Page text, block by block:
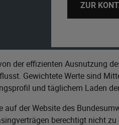
ZUR
der effizienten Ausnutzung
Gewichtete Werte sind
und täglichem Laden
auf der Website des
berechtigt nicht zu